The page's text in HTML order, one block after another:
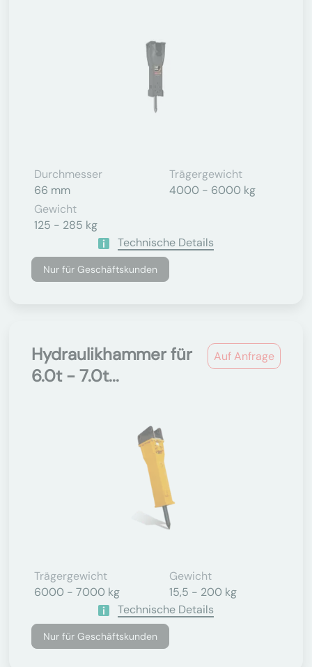
Durchmesser
66 mm
Trägergewicht
4000 - 6000 kg
Gewicht
125 - 285 kg
Technische Details
Nur für Geschäftskunden
Auf Anfrage
Hydraulikhammer für
6.0t - 7.0t...
Trägergewicht
6000 - 7000 kg
Gewicht
15,5 - 200 kg
Technische Details
Nur für Geschäftskunden